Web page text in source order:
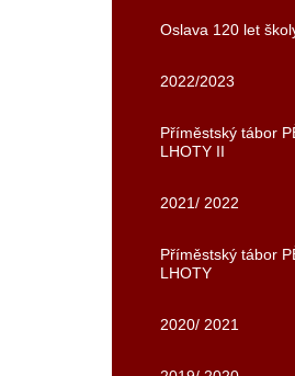
Oslava 120 let
2022/2023
Příměstský tábor
LHOTY II
2021/ 2022
Příměstský tábor
LHOTY
2020/ 2021